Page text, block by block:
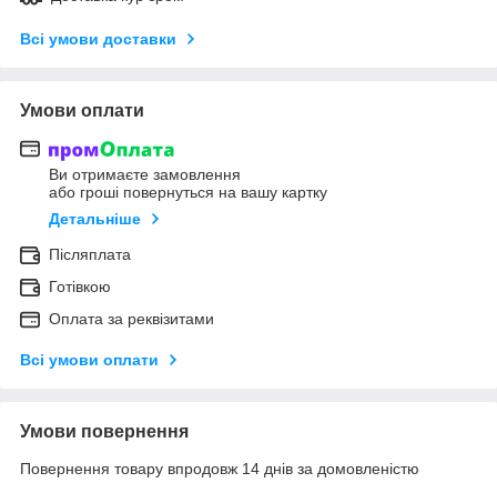
Всі умови доставки
Умови оплати
Ви отримаєте замовлення
або гроші повернуться на вашу картку
Детальніше
Післяплата
Готівкою
Оплата за реквізитами
Всі умови оплати
Умови повернення
Повернення товару впродовж 14 днів за домовленістю